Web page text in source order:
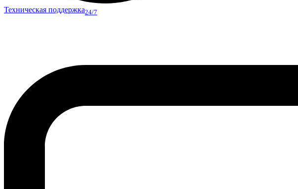
Техническая поддержка24/7